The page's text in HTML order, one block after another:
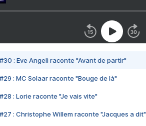
#30 : Eve Angeli raconte "Avant de partir"
#29 : MC Solaar raconte "Bouge de là"
#28 : Lorie raconte "Je vais vite"
#27 : Christophe Willem raconte "Jacques a dit"